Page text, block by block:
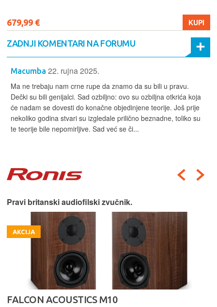
679,99 € KUPI
ZADNJI KOMENTARI NA FORUMU
Macumba 22. rujna 2025.
Ma ne trebaju nam crne rupe da znamo da su bili u pravu.
Dečki su bili genijalci. Sad ozbiljno: ovo su ozbiljna otkrića koja
će nadam se dovesti do konačne objedinjene teorije. Još prije
nekoliko godina stvari su izgledale prilično beznadne, toliko su
te teorije bile nepomirljive. Sad već se či...
Pravi britanski audiofilski zvučnik.
AKCIJA
FALCON ACOUSTICS M10